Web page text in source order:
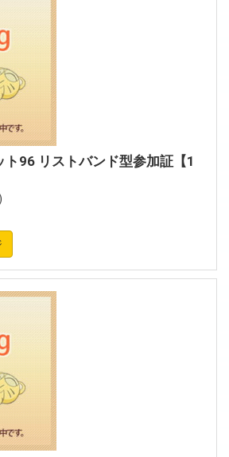
ト96 リストバンド型参加証【1